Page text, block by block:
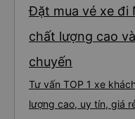
Đặt mua vé xe đi
chất lượng cao
chuyến
Tư vấn TOP 1 xe
lượng cao, uy tín, giá